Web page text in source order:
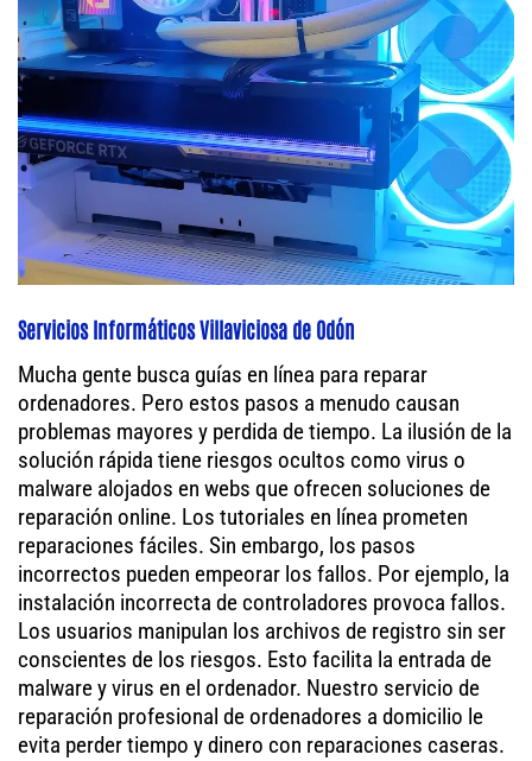
Servicios Informáticos Villaviciosa de Odón
Mucha gente busca guías en línea para reparar
ordenadores. Pero estos pasos a menudo causan
problemas mayores y perdida de tiempo. La ilusión de la
solución rápida tiene riesgos ocultos como virus o
malware alojados en webs que ofrecen soluciones de
reparación online. Los tutoriales en línea prometen
reparaciones fáciles. Sin embargo, los pasos
incorrectos pueden empeorar los fallos. Por ejemplo, la
instalación incorrecta de controladores provoca fallos.
Los usuarios manipulan los archivos de registro sin ser
conscientes de los riesgos. Esto facilita la entrada de
malware y virus en el ordenador. Nuestro servicio de
reparación profesional de ordenadores a domicilio le
evita perder tiempo y dinero con reparaciones caseras.